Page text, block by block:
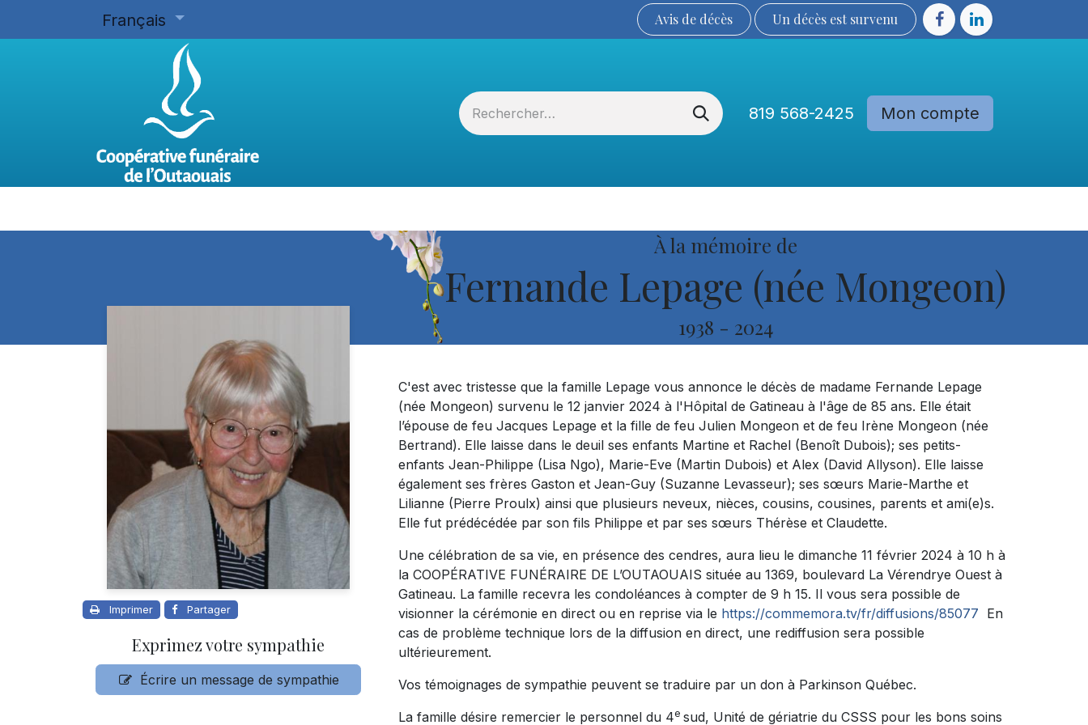
Français Avis de décès Un décès est sur​​​​​​​​ve​nu​​​​​​​​​​
819 568-2425 Mon compte
À la mémoire de
Fernande Lepage (née Mongeon)
1938 - 2024
Imprimer Partager
Exprimez votre sympathie
Écrire un message de sympathie
C'est avec tristesse que la famille Lepage vous annonce le décès de madame Fernande Lepage
(née Mongeon) survenu le 12 janvier 2024 à l'Hôpital de Gatineau à l'âge de 85 ans. Elle était
l’épouse de feu Jacques Lepage et la fille de feu Julien Mongeon et de feu Irène Mongeon (née
Bertrand). Elle laisse dans le deuil ses enfants Martine et Rachel (Benoît Dubois); ses petits-
enfants Jean-Philippe (Lisa Ngo), Marie-Eve (Martin Dubois) et Alex (David Allyson). Elle laisse
également ses frères Gaston et Jean-Guy (Suzanne Levasseur); ses sœurs Marie-Marthe et
Lilianne (Pierre Proulx) ainsi que plusieurs neveux, nièces, cousins, cousines, parents et ami(e)s.
Elle fut prédécédée par son fils Philippe et par ses sœurs Thérèse et Claudette.
Une célébration de sa vie, en présence des cendres, aura lieu le dimanche 11 février 2024 à 10 h à
la COOPÉRATIVE FUNÉRAIRE DE L’OUTAOUAIS située au 1369, boulevard La Vérendrye Ouest à
Gatineau. La famille recevra les condoléances à compter de 9 h 15. Il vous sera possible de
visionner la cérémonie en direct ou en reprise via le https://commemora.tv/fr/diffusions/85077 En
cas de problème technique lors de la diffusion en direct, une rediffusion sera possible
ultérieurement.
Vos témoignages de sympathie peuvent se traduire par un don à Parkinson Québec.
La famille désire remercier le personnel du 4e sud, Unité de gériatrie du CSSS pour les bons soins